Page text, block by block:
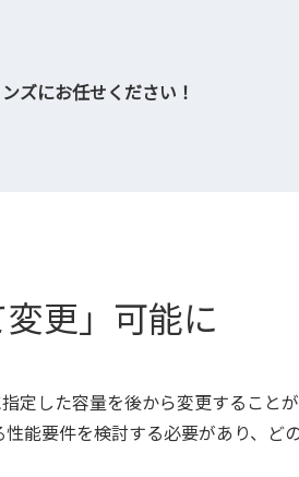
ズにお任せください！
更」可能に
定した容量を後から変更すること
能要件を検討する必要があり、ど